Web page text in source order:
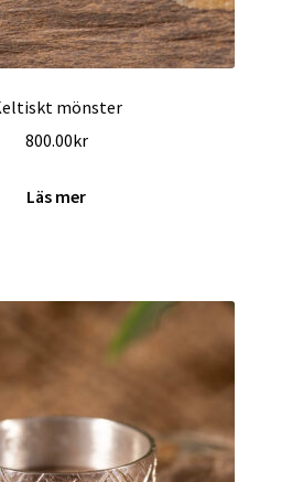
mönster
800.00kr
Läs mer